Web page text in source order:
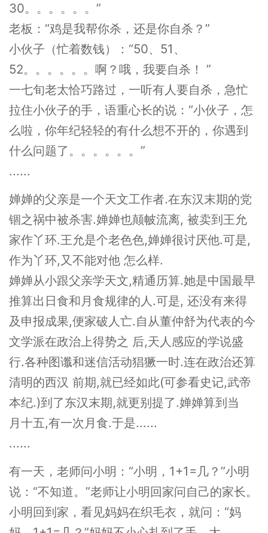
30。。。。。。”
老板：“鸡是我帮你杀，还是你自杀？”
小伙子（忙着数钱）：“50、51、
52。。。。。。啊？哦，我要自杀！ ”
一七旬老太恰巧路过，一听有人要自杀，急忙
拉住小伙子的手，语重心长的说：“小伙子，怎
么啦，你年纪轻轻的有什么想不开的，你遇到
什么问题了。。。。。。”
......
婵婵的父亲是一个天文工作者.在东汉末期的党
锢之祸中被杀害.婵婵也颠帔流离, 被卖到王允
家作丫环.王允是个老色色,婵婵很讨厌他.可是,
作为丫环,又不能对他 怎么样.
婵婵从小跟父亲学天文,精通历算.她是中国最早
推算出日食和月食规律的人.可是, 还没有来得
及申报成果,便家破人亡.自从董仲舒为代表的今
文学派在政治上得势之 后,天人感应的学说盛
行.各种图谶和迷信活动猖獗一时.连在政治还算
清明的西汉 前期,就已经如此(可参看史记,武帝
本纪.)到了东汉末期,就更别提了.婵婵算到当
月十五,有一次月食.于是......
......
有一天，老师问小明：“小明，1+1=几？”小明
说：“不知道。”老师让小明回家问自己的家长。
小明回到家，看见妈妈在织毛衣，就问：“妈